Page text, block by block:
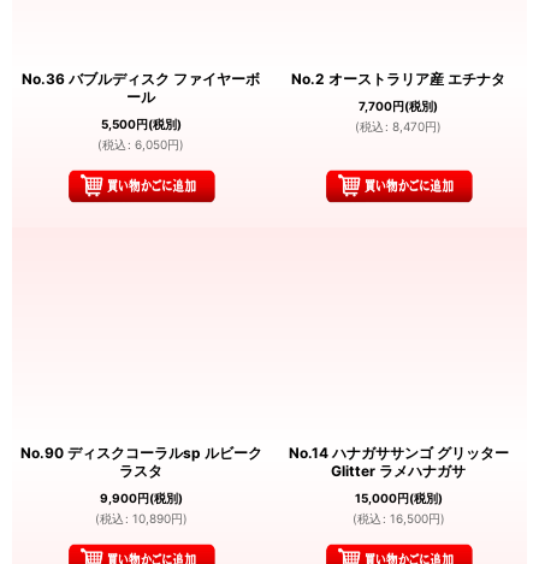
No.36 バブルディスク ファイヤーボ
ール
5,500円(税別)
(税込 : 6,050円)
No.2 オーストラリア産 エチナタ
7,700円(税別)
(税込 : 8,470円)
No.90 ディスクコーラルsp ルビーク
ラスタ
9,900円(税別)
(税込 : 10,890円)
No.14 ハナガササンゴ グリッター
Glitter ラメハナガサ
15,000円(税別)
(税込 : 16,500円)